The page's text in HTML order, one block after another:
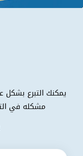
يمكنك التبرع بشكل
شكله في